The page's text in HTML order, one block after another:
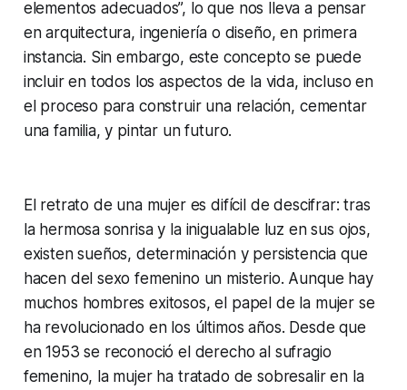
elementos adecuados”, lo que nos lleva a pensar
en arquitectura, ingeniería o diseño, en primera
instancia. Sin embargo, este concepto se puede
incluir en todos los aspectos de la vida, incluso en
el proceso para construir una relación, cementar
una familia, y pintar un futuro.
El retrato de una mujer es difícil de descifrar: tras
la hermosa sonrisa y la inigualable luz en sus ojos,
existen sueños, determinación y persistencia que
hacen del sexo femenino un misterio. Aunque hay
muchos hombres exitosos, el papel de la mujer se
ha revolucionado en los últimos años. Desde que
en 1953 se reconoció el derecho al sufragio
femenino, la mujer ha tratado de sobresalir en la